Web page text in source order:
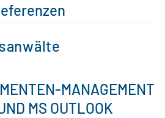
MANAGEMENT
MS OUTLOOK